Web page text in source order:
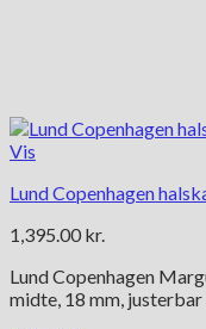
Vis
Lund Copenhagen
1,395.00 kr.
Lund Copenhagen
midte, 18 mm,